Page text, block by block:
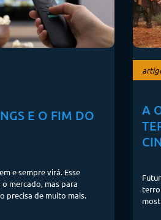
E O FIM DO
e sempre virá. Esse
mercado, mas para
precisa de muito mais.
A